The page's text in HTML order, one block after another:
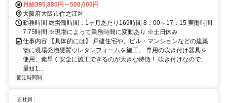
約12分、OsakaMetro南港ポートタウン線 フェリーターミナル1-B口
徒歩約15分、OsakaMetro南港ポートタウン線 ポートタウン西1番口
徒歩約21分
月給395,880円～500,000円
大阪府大阪市住之江区
勤務時間 総労働時間：1ヶ月あたり169時間 8：00～17：15 実働時間
7.75時間 ※現場によって業務時間に変動あり ※土日休み
仕事内容 【具体的には】 戸建住宅や、ビル・マンションなどの建築
物に現場発泡硬質ウレタンフォームを施工。 専用の吹き付け器具を
使用、素早く安全に施工できるのが大きな特徴！ 吹き付けなので、
最短1...
固定時間制
正社員